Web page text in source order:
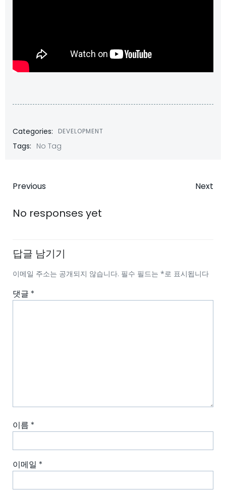
Categories: DEVELOPMENT
Tags: No Tag
Post
navigation
Previous Next
No responses yet
답글 남기기
이메일 주소는 공개되지 않습니다. 필수 필드는 *로 표시됩니다
댓글 *
이름 *
이메일 *